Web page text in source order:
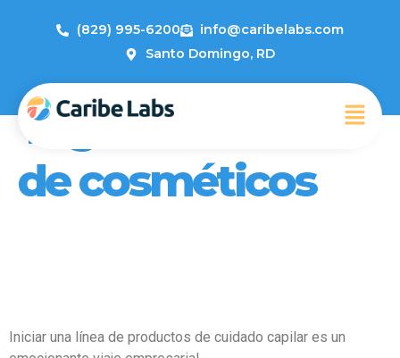
(829) 995-6200
info@caribelabs.com
Santo Domingo, RD
Tag:Producción
de cosméticos
Iniciar una línea de productos de cuidado capilar es un